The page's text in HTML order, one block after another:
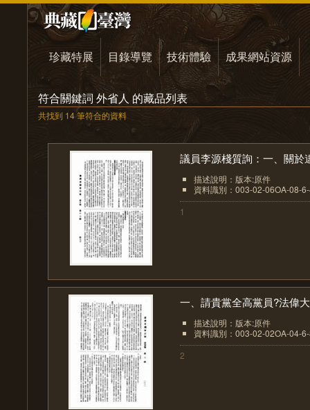
珍藏特展 目錄導覽 技術體驗 成果網站資源
符合關鍵詞 外省人 的藏品列表
共找到 14 筆符合的資料
議員李源棧質詢：一、關於
描述說明：版本:原件
資料識別：003-02-06OA-08-
1
一、請貴黨全高黨員?法偉
描述說明：版本:原件
資料識別：003-02-02OA-04-
2